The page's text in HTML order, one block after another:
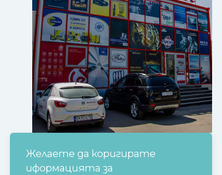
Желаете да коригирате
иформацията за